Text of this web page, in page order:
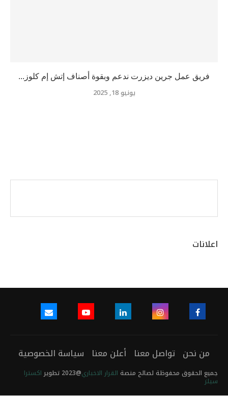
فريق عمل جرين ديزرت ندعم وبقوة أصناف إتش إم كلوز...
يونيو 18, 2025
اعلانات
من نحن تواصل معنا أعلن معنا سياسة الخصوصية
جميع الحقوق محفوظة لصالح منصة القرار الاخباري@2023 تطوير اكسترا
سيلز